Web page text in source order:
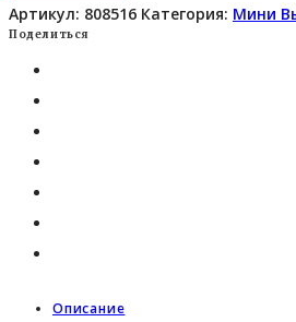
Артикул: 808516 Категория: Мини
Поделиться
Описание